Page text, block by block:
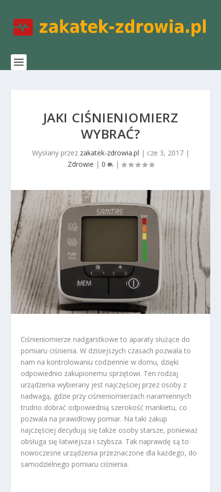
JAKI CIŚNIENIOMIERZ
WYBRAĆ?
Wysłany przez zakatek-zdrowia.pl | cze 3, 2017|
Zdrowie | 0 |
Ciśnieniomierze nadgarstkowe to aparaty służące do
pomiaru ciśnienia. W dzisiejszych czasach pozwala to
nam na kontrolowaniu codziennie w domu, dzięki
odpowiednio zakupionemu sprzętowi. Ten rodzaj
urządzenia wybierany jest najczęściej przez osoby z
nadwagą, gdzie przy ciśnieniomierzach naramiennych
trudno dobrać odpowiednią szerokość mankietu, co
pozwala na prawidłowy pomiar. Na taki zakup
najczęściej decydują się także osoby starsze, ponieważ
obsługa się łatwiejsza i szybsza. Tak naprawdę są to
nowoczesne urządzenia przeznaczone dla każdego, do
samodzielnego pomiaru ciśnienia.